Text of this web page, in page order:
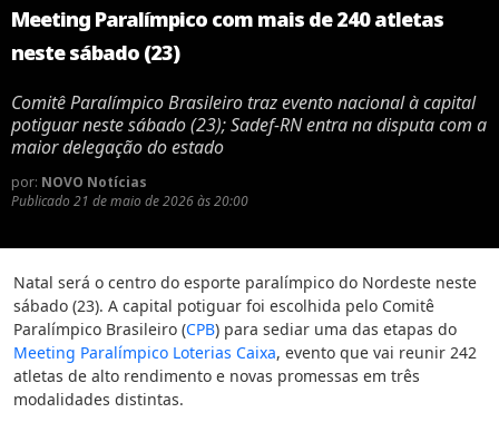
Meeting Paralímpico com mais de 240 atletas
neste sábado (23)
Comitê Paralímpico Brasileiro traz evento nacional à capital
potiguar neste sábado (23); Sadef-RN entra na disputa com a
maior delegação do estado
por: NOVO Notícias
Publicado 21 de maio de 2026 às 20:00
Natal será o centro do esporte paralímpico do Nordeste neste
sábado (23). A capital potiguar foi escolhida pelo Comitê
Paralímpico Brasileiro (CPB) para sediar uma das etapas do
Meeting Paralímpico Loterias Caixa, evento que vai reunir 242
atletas de alto rendimento e novas promessas em três
modalidades distintas.